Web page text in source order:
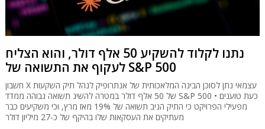
נתנו לקלוד להשקיע 50 אלף דולר, והוא הצליח
לעקוף את התשואה של S&P 500
חשבון X עצמאי נתן לסוכן הבינה המלאכותית של אנתרופיק לנהל תיק השקעות
של 50 אלף דולר במטרה להשיג תשואה גבוהה ממדד S&P 500 • כעת טוענים
מפעילי הפרויקט כי התיק הניב תשואה של 19% מאז מרץ, וכי משקיעים כבר
מעתיקים את העסקאות שלו בהיקף של כ-27 מיליון דולר